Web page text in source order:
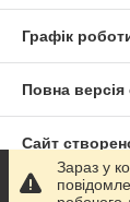
Графік
Повна версія
Сайт
Політика
Зараз у